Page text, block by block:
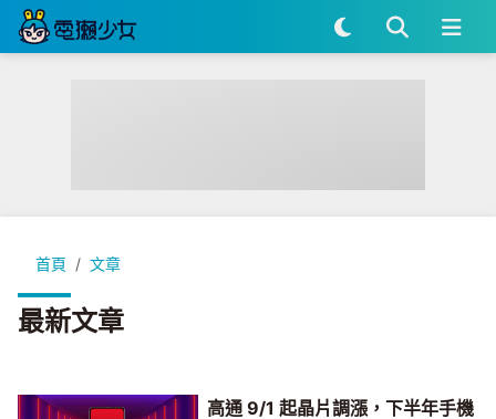
首頁 文章
最新文章
高通 9/1 起晶片調漲，下半年手機